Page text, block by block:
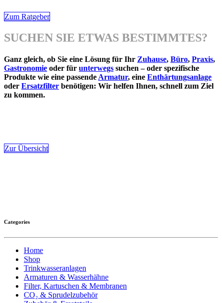
Zum Ratgeber
SUCHEN SIE ETWAS BESTIMMTES?
Ganz gleich, ob Sie eine Lösung für Ihr Zuhause, Büro, Praxis,
Gastronomie oder für unterwegs suchen – oder spezifische
Produkte wie eine passende Armatur, eine Enthärtungsanlage
oder Ersatzfilter benötigen: Wir helfen Ihnen, schnell zum Ziel
zu kommen.
Zur Übersicht
Categories
Home
Shop
Trinkwasseranlagen
Armaturen & Wasserhähne
Filter, Kartuschen & Membranen
CO₂ & Sprudelzubehör